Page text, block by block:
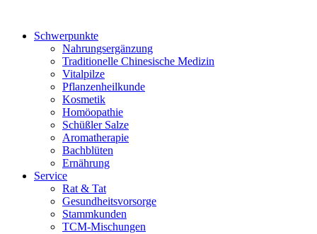
Schwerpunkte
Nahrungsergänzung
Traditionelle Chinesische Medizin
Vitalpilze
Pflanzenheilkunde
Kosmetik
Homöopathie
Schüßler Salze
Aromatherapie
Bachblüten
Ernährung
Service
Rat & Tat
Gesundheitsvorsorge
Stammkunden
TCM-Mischungen